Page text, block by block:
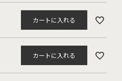
カートに入れる
カートに入れる